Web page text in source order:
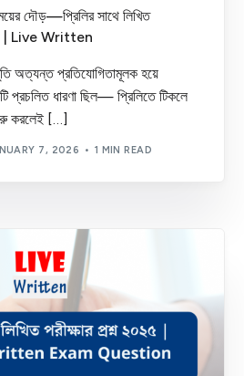
দৌড়—প্রিলির সাথে লিখিত
| Live Written
অত্যন্ত প্রতিযোগিতামূলক হয়ে
প্রচলিত ধারণা ছিল— প্রিলিতে টিকলে
করলেই […]
7, 2026 1 MIN READ